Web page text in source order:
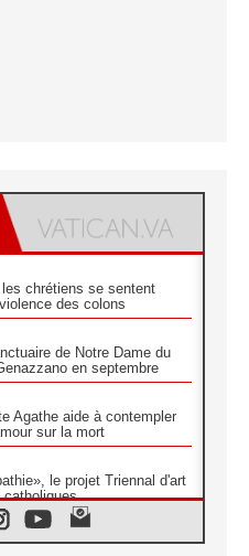
chrétiens se sentent
des colons
de Notre Dame du
en septembre
Agathe aide à contempler
sur la mort
le projet Triennal d'art
la parole aux religieuses